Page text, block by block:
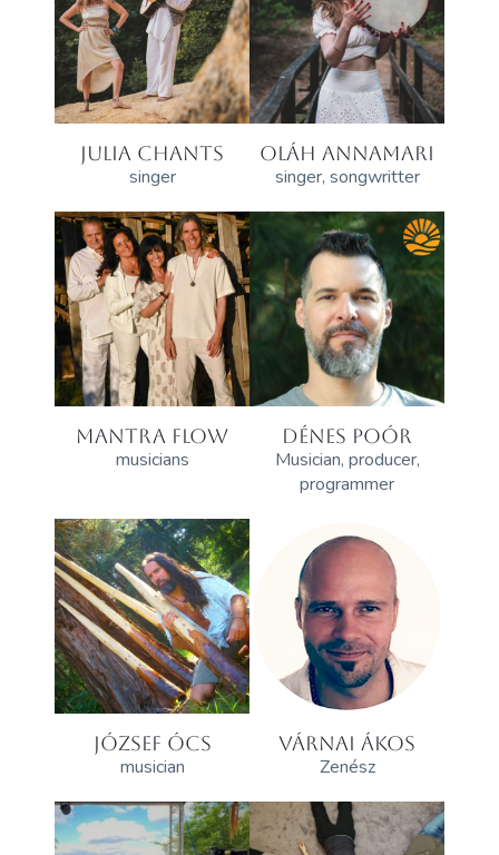
JULIA CHANTS
singer
OLÁH ANNAMARI
singer, songwritter
MANTRA FLOW
musicians
DÉNES POÓR
Musician, producer,
programmer
JÓZSEF ÓCS
musician
VÁRNAI ÁKOS
Zenész